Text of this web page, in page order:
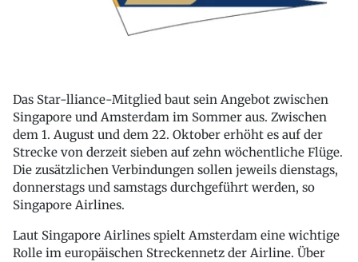
Das Star-lliance-Mitglied baut sein Angebot zwischen
Singapore und Amsterdam im Sommer aus. Zwischen
dem 1. August und dem 22. Oktober erhöht es auf der
Strecke von derzeit sieben auf zehn wöchentliche Flüge.
Die zusätzlichen Verbindungen sollen jeweils dienstags,
donnerstags und samstags durchgeführt werden, so
Singapore Airlines.
Laut Singapore Airlines spielt Amsterdam eine wichtige
Rolle im europäischen Streckennetz der Airline. Über